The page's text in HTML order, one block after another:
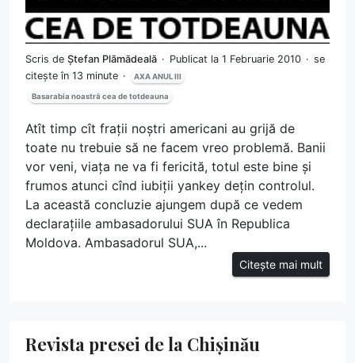
Scris de Ștefan Plămădeală Publicat la 1 Februarie 2010
se
citește în 13 minute
AXA ANUL III
Basarabia noastră cea de totdeauna
Atît timp cît frații noștri americani au grijă de
toate nu trebuie să ne facem vreo problemă. Banii
vor veni, viața ne va fi fericită, totul este bine și
frumos atunci cînd iubiții yankey dețin controlul.
La această concluzie ajungem după ce vedem
declarațiile ambasadorului SUA în Republica
Moldova. Ambasadorul SUA,...
Citește mai mult
Revista presei de la Chișinău